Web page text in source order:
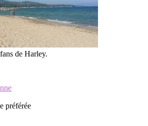
de Harley.
préférée